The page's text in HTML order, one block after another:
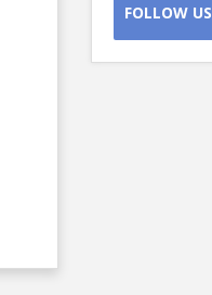
FOLLOW US